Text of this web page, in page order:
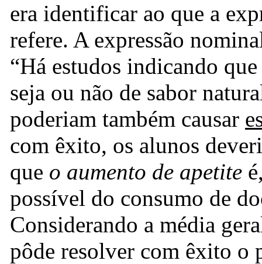
era identificar ao que a
refere. A expressão
“Há estudos indicando
seja ou não de sabor
poderiam também causar
com êxito, os alunos
que o aumento de apetite
possível do consumo de
Considerando a média
pôde resolver com êxito o